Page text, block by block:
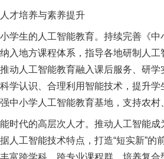
培养与素养提升
生的人工智能教育。持续完善《中
入地方课程体系，指导各地研制人
动人工智能教育融入课后服务、研
学认识、合理利用智能技术，提升
中小学人工智能教育基地，支持农
代的高层次人才。推动人工智能成
人工智能技术特点，打造“短实新”
富跨学科、跨专业课程群，培养复